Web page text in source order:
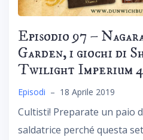
Episodio 97 –
Garden, i giochi di
Twilight Imperium
Episodi – 18 Aprile 2019
Cultisti! Preparate un paio
saldatrice perché questa